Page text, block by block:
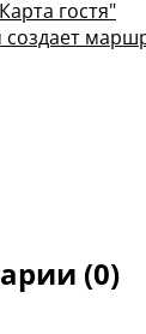
гостя"
создает
(0)